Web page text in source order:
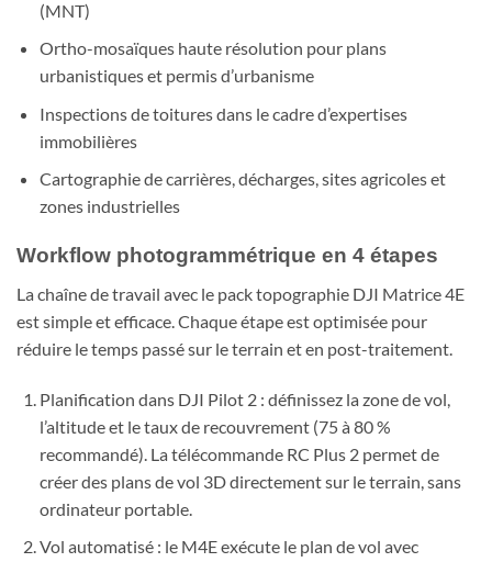
(MNT)
Ortho-mosaïques haute résolution pour plans
urbanistiques et permis d’urbanisme
Inspections de toitures dans le cadre d’expertises
immobilières
Cartographie de carrières, décharges, sites agricoles et
zones industrielles
Workflow photogrammétrique en 4 étapes
La chaîne de travail avec le pack topographie DJI Matrice 4E
est simple et efficace. Chaque étape est optimisée pour
réduire le temps passé sur le terrain et en post-traitement.
Planification dans DJI Pilot 2 : définissez la zone de vol,
l’altitude et le taux de recouvrement (75 à 80 %
recommandé). La télécommande RC Plus 2 permet de
créer des plans de vol 3D directement sur le terrain, sans
ordinateur portable.
Vol automatisé : le M4E exécute le plan de vol avec